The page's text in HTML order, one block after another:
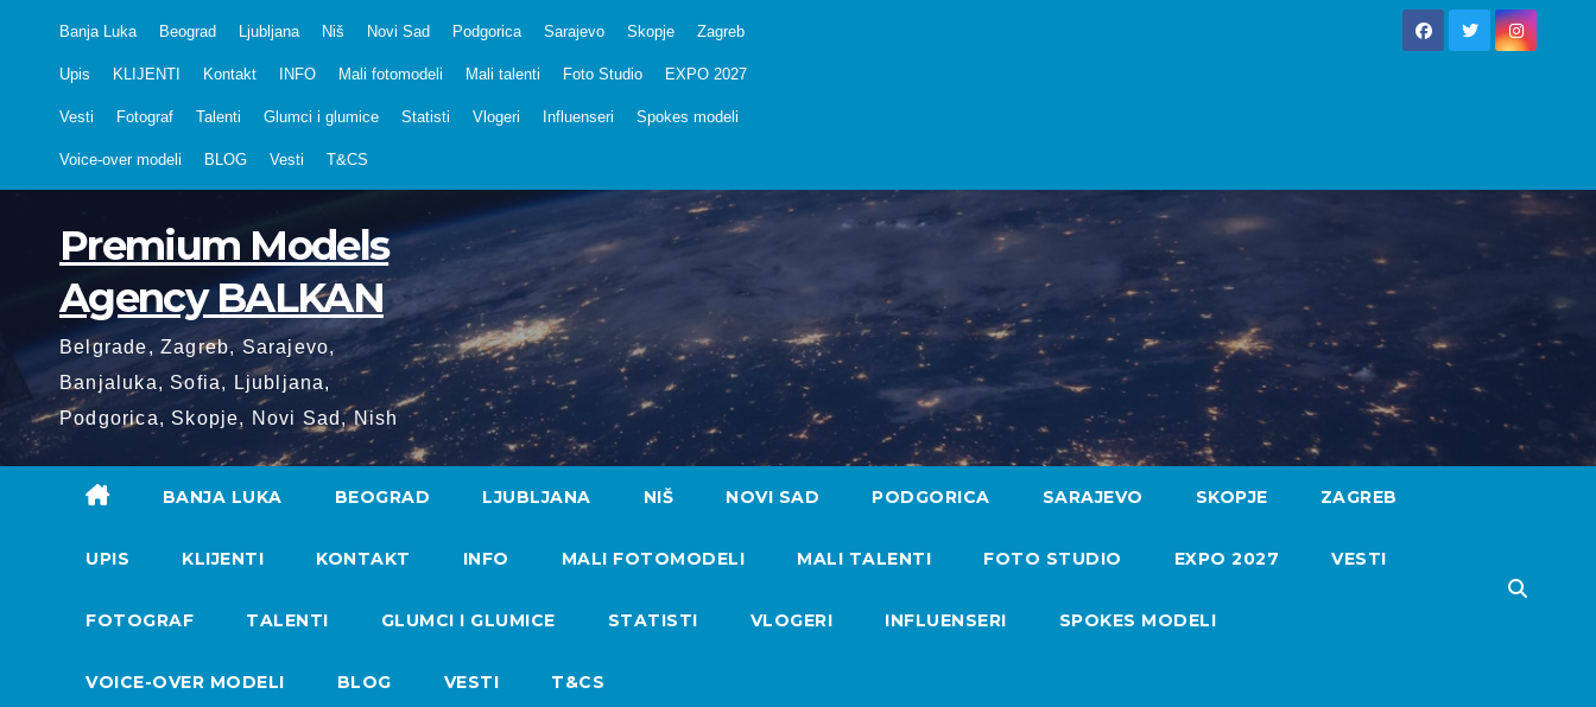
Banja Luka Beograd Ljubljana Niš Novi Sad Podgorica Sarajevo Skopje Zagreb
Upis KLIJENTI Kontakt INFO Mali fotomodeli Mali talenti Foto Studio EXPO 2027
Vesti Fotograf Talenti Glumci i glumice Statisti Vlogeri Influenseri Spokes modeli
Voice-over modeli BLOG Vesti T&CS
Premium Models
Agency BALKAN
Belgrade, Zagreb, Sarajevo,
Banjaluka, Sofia, Ljubljana,
Podgorica, Skopje, Novi Sad, Nish
BANJA LUKA BEOGRAD LJUBLJANA NIŠ NOVI SAD PODGORICA SARAJEVO SKOPJE ZAGREB
UPIS KLIJENTI KONTAKT INFO MALI FOTOMODELI MALI TALENTI FOTO STUDIO EXPO 2027 VESTI
FOTOGRAF TALENTI GLUMCI I GLUMICE STATISTI VLOGERI INFLUENSERI SPOKES MODELI
VOICE-OVER MODELI BLOG VESTI T&CS